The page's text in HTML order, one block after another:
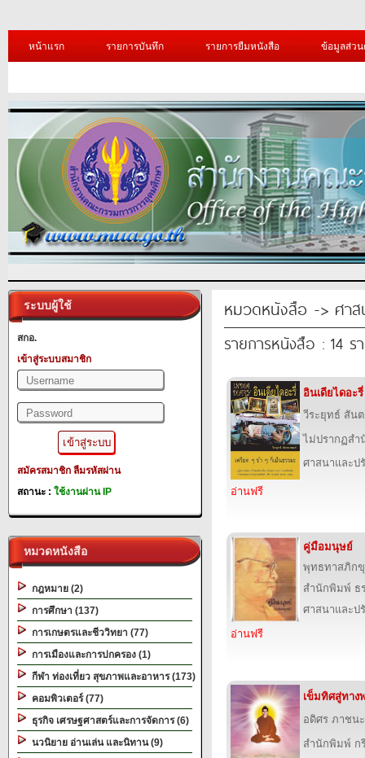
หน้าแรก รายการบันทึก รายการยืมหนังสือ ข้อมูลส่ว
ระบบผู้ใช้
สกอ.
เข้าสู่ระบบสมาชิก
สมัครสมาชิก ลืมรหัสผ่าน
สถานะ : ใช้งานผ่าน IP
หมวดหนังสือ
กฎหมาย (2)
การศึกษา (137)
การเกษตรและชีววิทยา (77)
การเมืองและการปกครอง (1)
กีฬา ท่องเที่ยว สุขภาพและอาหาร (173)
คอมพิวเตอร์ (77)
ธุรกิจ เศรษฐศาสตร์และการจัดการ (6)
นวนิยาย อ่านเล่น และนิทาน (9)
หมวดหนังสือ -> ศาส
รายการหนังสือ : 14 ร
อินเดียไดอะรี่
วีระยุทธ์ สัน
ไม่ปรากฏส
ศาสนาและป
อ่านฟรี
คู่มือมนุษย์
พุทธทาสภิกขุ
สำนักพิมพ์ ธ
ศาสนาและป
อ่านฟรี
เข็มทิศสู่ทาง
อดิศร ภาชน
สำนักพิมพ์